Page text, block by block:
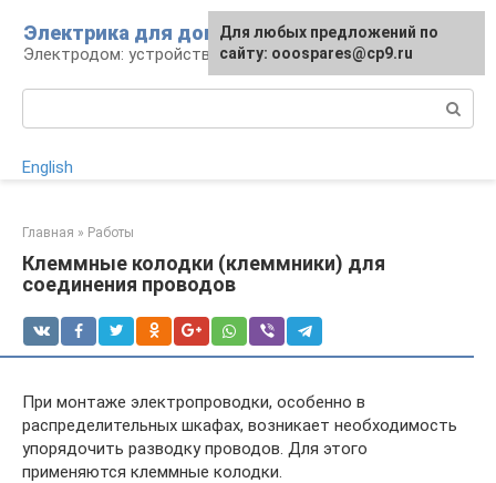
контенту
Электрика для дома
Электродом: устройства, кабели, ремонт
English
Главная » Работы
Клеммные колодки (клеммники) для
соединения проводов
При монтаже электропроводки, особенно в
распределительных шкафах, возникает необходимость
упорядочить разводку проводов. Для этого
применяются клеммные колодки.
Для любых предложений по
сайту: ooospares@cp9.ru